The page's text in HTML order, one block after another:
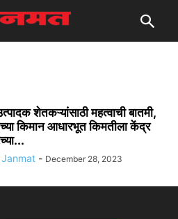
शेतकऱ्यांसाठी महत्वाची बातमी,
किमान आधारभूत किमतीला केंद्र
- December 28, 2023